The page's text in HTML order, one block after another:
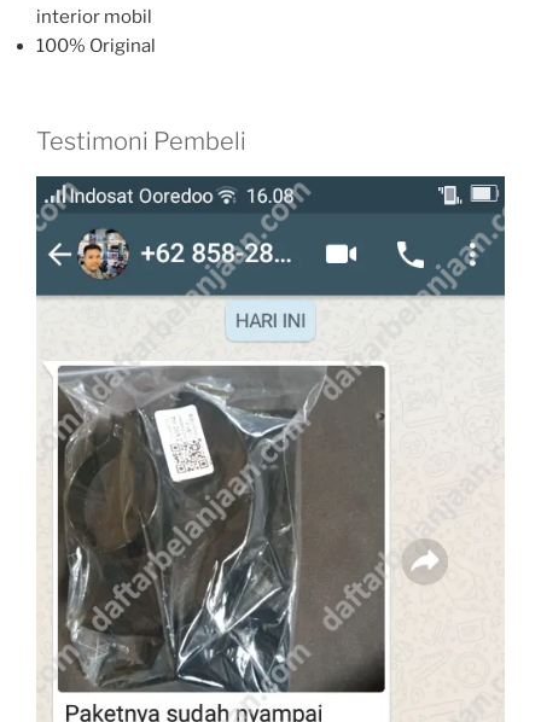
interior mobil
100% Original
Testimoni Pembeli